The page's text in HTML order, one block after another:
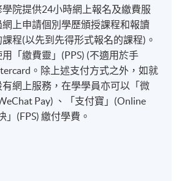
院提供24小時網上報名及繳費服
上申請個別學歷頒授課程和報讀
程(以先到先得形式報名的課程)。
「繳費靈」(PPS) (不適用於手
。除上述支付方式之外，如就
網上服務，在學學員亦可以「微
Pay) 、「支付寶」(Online
」(FPS) 繳付學費。